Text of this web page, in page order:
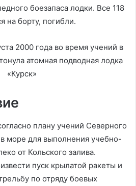
боезапаса лодки. Все 118
на борту, погибли.
плану учений Северного
море для выполнения учебно-
от Кольского залива.
пуск крылатой ракеты и
по отряду боевых